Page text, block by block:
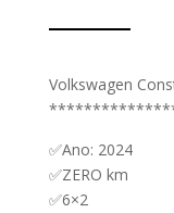
Volkswagen
✅Ano: 2024
✅ZERO km
✅6×2